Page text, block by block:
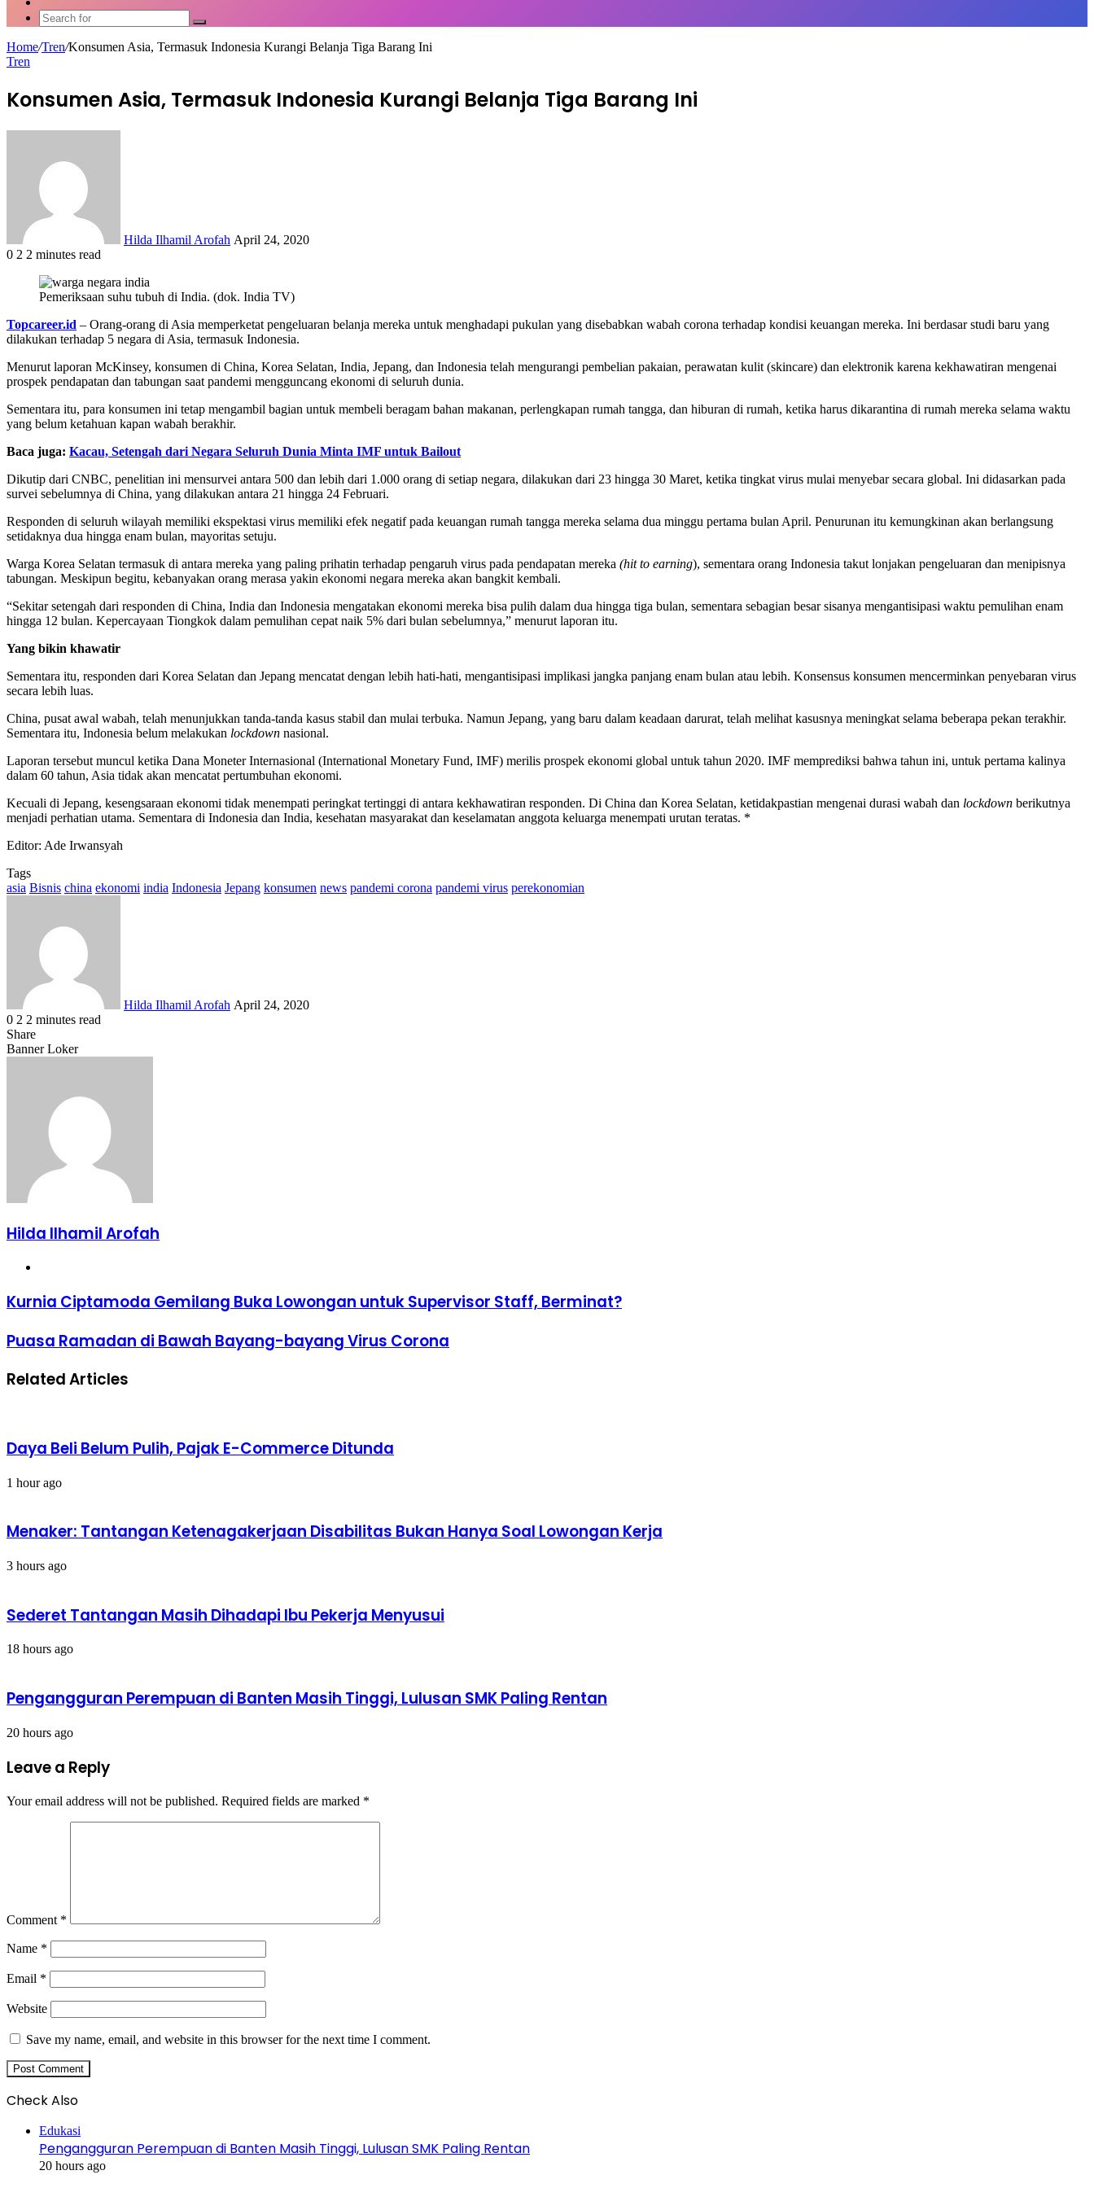
skin
Search
for
Home/Tren/Konsumen Asia, Termasuk Indonesia Kurangi Belanja Tiga Barang Ini
Tren
Konsumen Asia, Termasuk Indonesia Kurangi Belanja Tiga Barang Ini
Hilda Ilhamil Arofah April 24, 2020
0 2 2 minutes read
Pemeriksaan suhu tubuh di India. (dok. India TV)
Topcareer.id – Orang-orang di Asia memperketat pengeluaran belanja mereka untuk menghadapi pukulan yang disebabkan wabah corona terhadap kondisi keuangan mereka. Ini berdasar studi baru yang
dilakukan terhadap 5 negara di Asia, termasuk Indonesia.
Menurut laporan McKinsey, konsumen di China, Korea Selatan, India, Jepang, dan Indonesia telah mengurangi pembelian pakaian, perawatan kulit (skincare) dan elektronik karena kekhawatiran mengenai
prospek pendapatan dan tabungan saat pandemi mengguncang ekonomi di seluruh dunia.
Sementara itu, para konsumen ini tetap mengambil bagian untuk membeli beragam bahan makanan, perlengkapan rumah tangga, dan hiburan di rumah, ketika harus dikarantina di rumah mereka selama waktu
yang belum ketahuan kapan wabah berakhir.
Baca juga: Kacau, Setengah dari Negara Seluruh Dunia Minta IMF untuk Bailout
Dikutip dari CNBC, penelitian ini mensurvei antara 500 dan lebih dari 1.000 orang di setiap negara, dilakukan dari 23 hingga 30 Maret, ketika tingkat virus mulai menyebar secara global. Ini didasarkan pada
survei sebelumnya di China, yang dilakukan antara 21 hingga 24 Februari.
Responden di seluruh wilayah memiliki ekspektasi virus memiliki efek negatif pada keuangan rumah tangga mereka selama dua minggu pertama bulan April. Penurunan itu kemungkinan akan berlangsung
setidaknya dua hingga enam bulan, mayoritas setuju.
Warga Korea Selatan termasuk di antara mereka yang paling prihatin terhadap pengaruh virus pada pendapatan mereka (hit to earning), sementara orang Indonesia takut lonjakan pengeluaran dan menipisnya
tabungan. Meskipun begitu, kebanyakan orang merasa yakin ekonomi negara mereka akan bangkit kembali.
“Sekitar setengah dari responden di China, India dan Indonesia mengatakan ekonomi mereka bisa pulih dalam dua hingga tiga bulan, sementara sebagian besar sisanya mengantisipasi waktu pemulihan enam
hingga 12 bulan. Kepercayaan Tiongkok dalam pemulihan cepat naik 5% dari bulan sebelumnya,” menurut laporan itu.
Yang bikin khawatir
Sementara itu, responden dari Korea Selatan dan Jepang mencatat dengan lebih hati-hati, mengantisipasi implikasi jangka panjang enam bulan atau lebih. Konsensus konsumen mencerminkan penyebaran virus
secara lebih luas.
China, pusat awal wabah, telah menunjukkan tanda-tanda kasus stabil dan mulai terbuka. Namun Jepang, yang baru dalam keadaan darurat, telah melihat kasusnya meningkat selama beberapa pekan terakhir.
Sementara itu, Indonesia belum melakukan lockdown nasional.
Laporan tersebut muncul ketika Dana Moneter Internasional (International Monetary Fund, IMF) merilis prospek ekonomi global untuk tahun 2020. IMF memprediksi bahwa tahun ini, untuk pertama kalinya
dalam 60 tahun, Asia tidak akan mencatat pertumbuhan ekonomi.
Kecuali di Jepang, kesengsaraan ekonomi tidak menempati peringkat tertinggi di antara kekhawatiran responden. Di China dan Korea Selatan, ketidakpastian mengenai durasi wabah dan lockdown berikutnya
menjadi perhatian utama. Sementara di Indonesia dan India, kesehatan masyarakat dan keselamatan anggota keluarga menempati urutan teratas. *
Editor: Ade Irwansyah
Tags
asia Bisnis china ekonomi india Indonesia Jepang konsumen news pandemi corona pandemi virus perekonomian
Hilda Ilhamil Arofah April 24, 2020
0 2 2 minutes read
Facebook
X
LinkedIn
WhatsApp
Share
via
Share
Facebook
X
LinkedIn
WhatsApp
Share
Banner Loker
Hilda Ilhamil Arofah
Kurnia
Ciptamoda
Buka
Supervisor
Kurnia Ciptamoda Gemilang Buka Lowongan untuk Supervisor Staff, Berminat?
Puasa
Ramadan
Bawah
Puasa Ramadan di Bawah Bayang-bayang Virus Corona
Related Articles
Daya Beli Belum Pulih, Pajak E-Commerce Ditunda
1 hour ago
Menaker: Tantangan Ketenagakerjaan Disabilitas Bukan Hanya Soal Lowongan Kerja
3 hours ago
Sederet Tantangan Masih Dihadapi Ibu Pekerja Menyusui
18 hours ago
Pengangguran Perempuan di Banten Masih Tinggi, Lulusan SMK Paling Rentan
20 hours ago
Leave a Reply
Your email address will not be published. Required fields are marked *
Comment *
Name *
Email *
Website
Save my name, email, and website in this browser for the next time I comment.
Check Also
Edukasi
Pengangguran Perempuan di Banten Masih Tinggi, Lulusan SMK Paling Rentan
20 hours ago